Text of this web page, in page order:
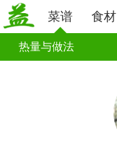
菜谱 食材
热量与做法